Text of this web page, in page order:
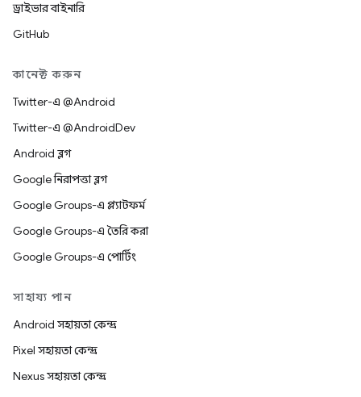
ড্রাইভার বাইনারি
GitHub
কানেক্ট করুন
Twitter-এ @Android
Twitter-এ @AndroidDev
Android ব্লগ
Google নিরাপত্তা ব্লগ
Google Groups-এ প্ল্যাটফর্ম
Google Groups-এ তৈরি করা
Google Groups-এ পোর্টিং
সাহায্য পান
Android সহায়তা কেন্দ্র
Pixel সহায়তা কেন্দ্র
Nexus সহায়তা কেন্দ্র